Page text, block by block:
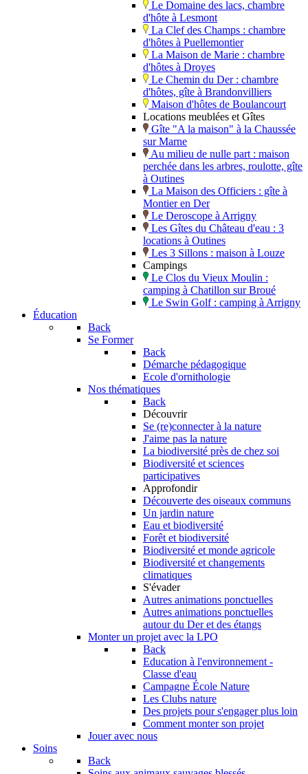
Le Domaine des lacs, chambre
d'hôte à Lesmont
La Clef des Champs : chambre
d'hôtes à Puellemontier
La Maison de Marie : chambre
d'hôtes à Droyes
Le Chemin du Der : chambre
d'hôtes, gîte à Brandonvilliers
Maison d'hôtes de Boulancourt
Locations meublées et Gîtes
Gîte "A la maison" à la Chaussée
sur Marne
Au milieu de nulle part : maison
perchée dans les arbres, roulotte, gîte
à Outines
La Maison des Officiers : gîte à
Montier en Der
Le Deroscope à Arrigny
Les Gîtes du Château d'eau : 3
locations à Outines
Les 3 Sillons : maison à Louze
Campings
Le Clos du Vieux Moulin :
camping à Chatillon sur Broué
Le Swin Golf : camping à Arrigny
Éducation
Back
Se Former
Back
Démarche pédagogique
Ecole d'ornithologie
Nos thématiques
Back
Découvrir
Se (re)connecter à la nature
J'aime pas la nature
La biodiversité près de chez soi
Biodiversité et sciences
participatives
Approfondir
Découverte des oiseaux communs
Un jardin nature
Eau et biodiversité
Forêt et biodiversité
Biodiversité et monde agricole
Biodiversité et changements
climatiques
S'évader
Autres animations ponctuelles
Autres animations ponctuelles
autour du Der et des étangs
Monter un projet avec la LPO
Back
Education à l'environnement -
Classe d'eau
Campagne École Nature
Les Clubs nature
Des projets pour s'engager plus loin
Comment monter son projet
Jouer avec nous
Soins
Back